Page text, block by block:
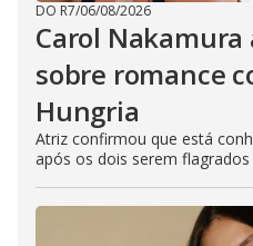
DO R7/06/08/2026
Carol Nakamura
sobre romance
Hungria
Atriz confirmou que está
após os dois serem